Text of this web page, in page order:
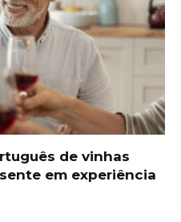
de vinhas
em experiência